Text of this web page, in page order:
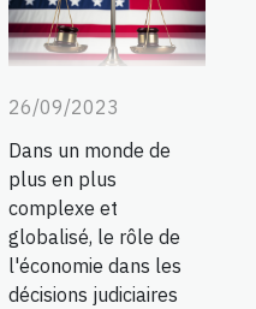
26/09/2023
Dans un monde de
plus en plus
complexe et
globalisé, le rôle de
l'économie dans les
décisions judiciaires